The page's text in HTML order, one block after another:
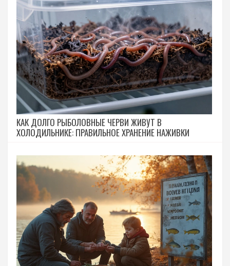
КАК ДОЛГО РЫБОЛОВНЫЕ ЧЕРВИ ЖИВУТ В
ХОЛОДИЛЬНИКЕ: ПРАВИЛЬНОЕ ХРАНЕНИЕ НАЖИВКИ